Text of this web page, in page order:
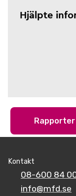
Hjälpte
Rapporter
Kontakt
08-600 84
info@mfd.se